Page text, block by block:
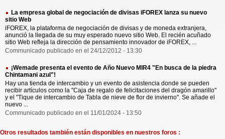
La empresa global de negociación de divisas iFOREX lanza su nuevo
sitio Web
iFOREX, la plataforma de negociación de divisas y de moneda extranjera,
anunció la llegada de su muy esperado nuevo sitio Web. El recién acuñado
sitio Web refleja la dirección de pensamiento innovador de iFOREX, ...
Communicado publicado en el 24/12/2012 - 13:30
¡Wemade presenta el evento de Año Nuevo MIR4 "En busca de la piedra
Chintamani azul"!
Hay una tienda de intercambio y un evento de asistencia donde se pueden
recibir artículos como la "Caja de regalo de felicitaciones del dragón amarillo"
y el "Tique de intercambio de Tabla de nieve de flor de invierno". Se añade el
nuevo ...
Communicado publicado en el 11/01/2024 - 13:50
Otros resultados también están disponibles en nuestros foros :